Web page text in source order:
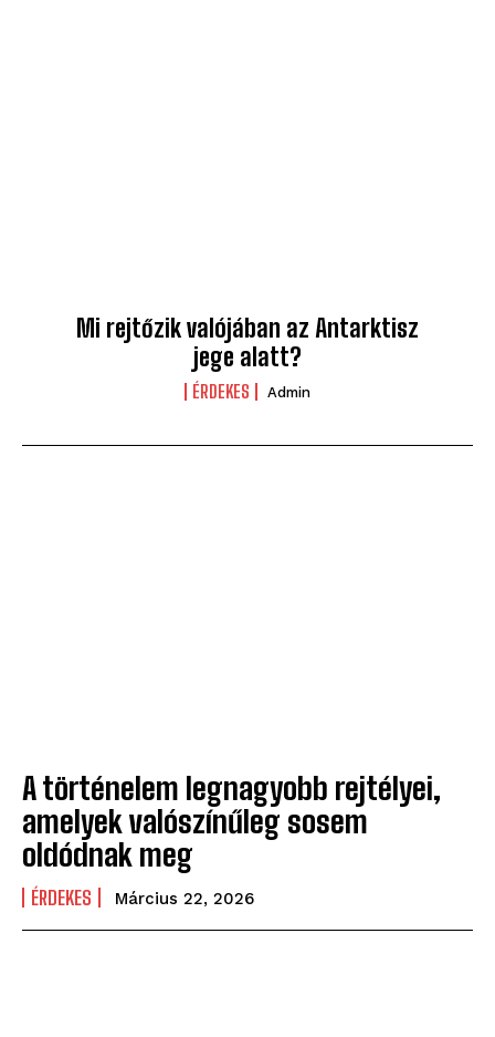
Mi rejtőzik valójában az Antarktisz
jege alatt?
ÉRDEKES Admin
A történelem legnagyobb rejtélyei,
amelyek valószínűleg sosem
oldódnak meg
ÉRDEKES Március 22, 2026